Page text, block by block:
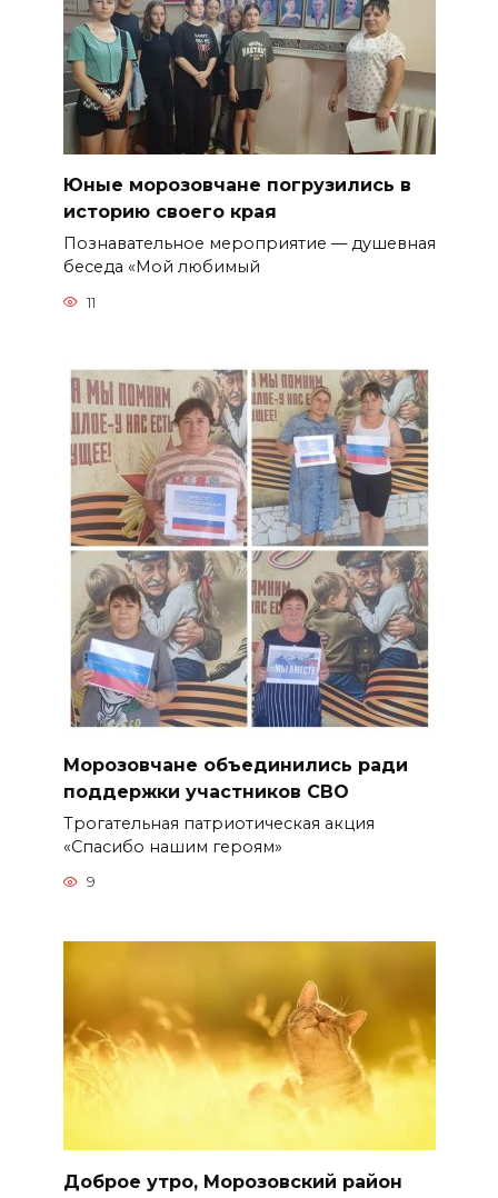
Юные морозовчане погрузились в
историю своего края
Познавательное мероприятие — душевная
беседа «Мой любимый
11
Морозовчане объединились ради
поддержки участников СВО
Трогательная патриотическая акция
«Спасибо нашим героям»
9
Доброе утро, Морозовский район